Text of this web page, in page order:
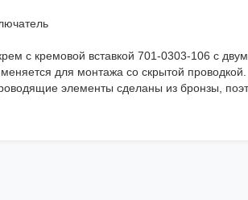
с кремовой вставкой 701-0303-106 с
для монтажа со скрытой
элементы сделаны из бронзы,